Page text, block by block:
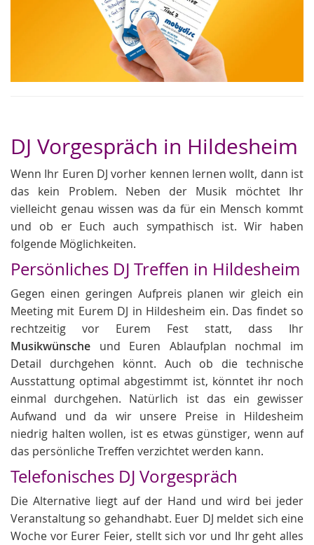
DJ Vorgespräch in Hildesheim
Wenn Ihr Euren DJ vorher kennen lernen wollt, dann ist
das kein Problem. Neben der Musik möchtet Ihr
vielleicht genau wissen was da für ein Mensch kommt
und ob er Euch auch sympathisch ist. Wir haben
folgende Möglichkeiten.
Persönliches DJ Treffen in Hildesheim
Gegen einen geringen Aufpreis planen wir gleich ein
Meeting mit Eurem DJ in Hildesheim ein. Das findet so
rechtzeitig vor Eurem Fest statt, dass Ihr
Musikwünsche und Euren Ablaufplan nochmal im
Detail durchgehen könnt. Auch ob die technische
Ausstattung optimal abgestimmt ist, könntet ihr noch
einmal durchgehen. Natürlich ist das ein gewisser
Aufwand und da wir unsere Preise in Hildesheim
niedrig halten wollen, ist es etwas günstiger, wenn auf
das persönliche Treffen verzichtet werden kann.
Telefonisches DJ Vorgespräch
Die Alternative liegt auf der Hand und wird bei jeder
Veranstaltung so gehandhabt. Euer DJ meldet sich eine
Woche vor Eurer Feier, stellt sich vor und Ihr geht alles